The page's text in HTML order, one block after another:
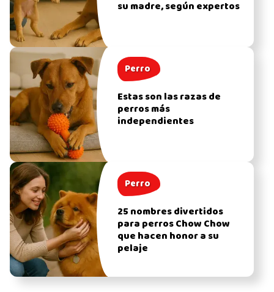
su madre, según expertos
Perro
Estas son las razas de
perros más
independientes
Perro
25 nombres divertidos
para perros Chow Chow
que hacen honor a su
pelaje